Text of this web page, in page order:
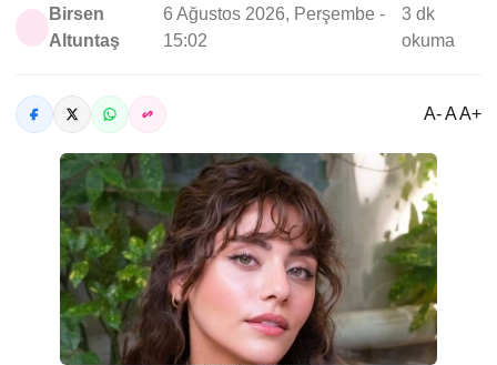
Birsen
Altuntaş
6 Ağustos 2026, Perşembe -
15:02
3 dk
okuma
A- A A+